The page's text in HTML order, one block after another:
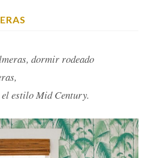
dormir rodeado
estilo Mid Century.